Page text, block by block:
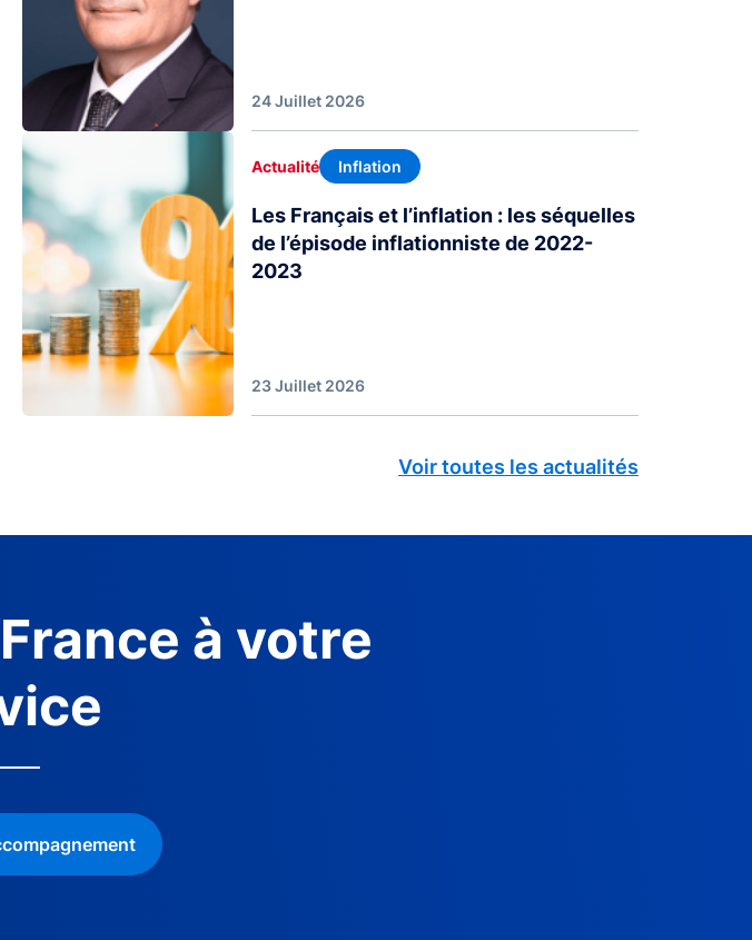
24 Juillet 2026
Image
Actualité Inflation
Les Français et l’inflation : les séquelles
de l’épisode inflationniste de 2022-
2023
23 Juillet 2026
Voir toutes les actualités
à votre